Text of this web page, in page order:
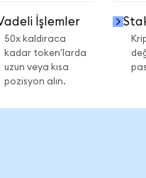
İşlemler
50x kaldıraca
kadar token'larda
uzun veya kısa
pozisyon alın.